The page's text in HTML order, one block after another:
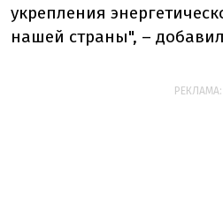
укрепления
нашей страны", –
РЕКЛАМА: